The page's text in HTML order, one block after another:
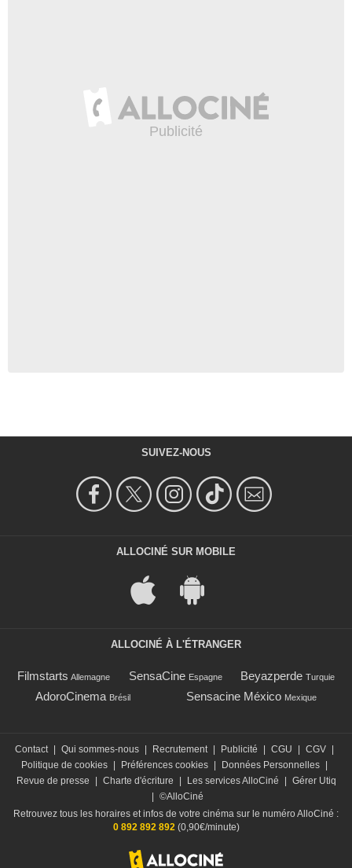
SUIVEZ-NOUS
ALLOCINÉ SUR MOBILE
ALLOCINÉ À L'ÉTRANGER
Filmstarts Allemagne SensaCine Espagne Beyazperde Turquie
AdoroCinema Brésil Sensacine México Mexique
Contact | Qui sommes-nous | Recrutement | Publicité | CGU | CGV |
Politique de cookies | Préférences cookies | Données Personnelles |
Revue de presse
| Charte d'écriture | Les services AlloCiné | Gérer Utiq
| ©AlloCiné
Retrouvez tous les horaires et infos de votre cinéma sur le numéro AlloCiné :
0 892 892 892 (0,90€/minute)